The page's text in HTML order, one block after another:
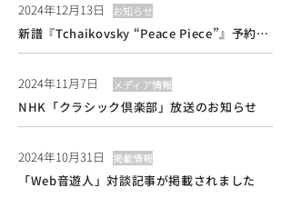
2024年12月13日 お知らせ
新譜『Tchaikovsky “Peace Piece”』予約受付開始しました
2024年11月7日 メディア情報
NHK「クラシック倶楽部」放送のお知らせ
2024年10月31日 掲載情報
「Web音遊人」対談記事が掲載されました